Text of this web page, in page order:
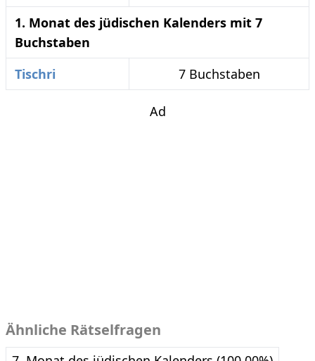
1. Monat des jüdischen Kalenders mit 7
Buchstaben
Tischri
7 Buchstaben
Ad
Ähnliche Rätselfragen